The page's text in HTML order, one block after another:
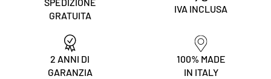
GRATUITA
IVA INCLUSA
2 ANNI DI
GARANZIA
100% MADE
IN ITALY